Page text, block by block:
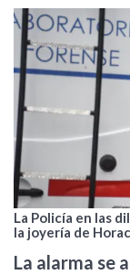
La Policía en las
la joyería de
La alarma se